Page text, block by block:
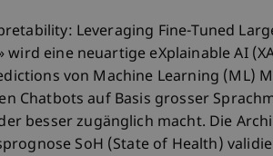
Leveraging Fine-Tuned
eine neuartige eXplainable AI
von Machine Learning (ML)
Chatbots auf Basis grosser
besser zugänglich macht. Die
SoH (State of Health)